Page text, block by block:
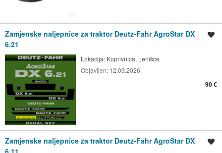
Zamjenske naljepnice za traktor Deutz-Fahr AgroStar DX
6.21
Lokacija: Koprivnica, Lenišće
Objavljen: 12.03.2026.
90 €
Zamjenske naljepnice za traktor Deutz-Fahr AgroStar DX
6.11